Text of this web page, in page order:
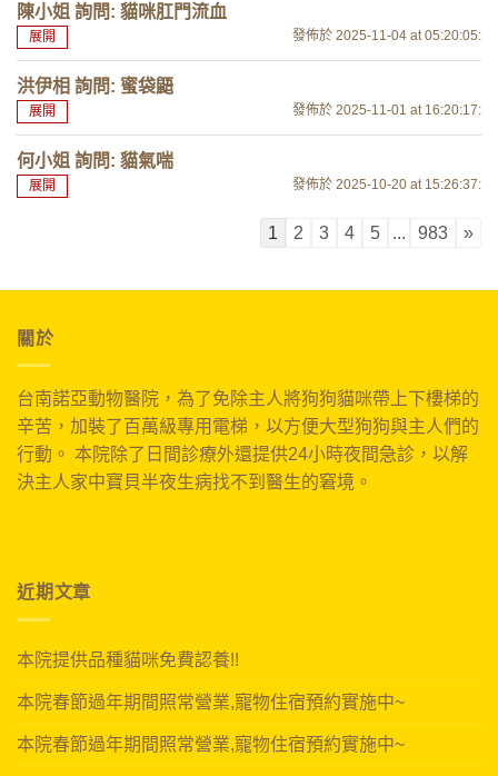
陳小姐 詢問: 貓咪肛門流血
發佈於 2025-11-04 at 05:20:05:
展開
洪伊相 詢問: 蜜袋鼯
發佈於 2025-11-01 at 16:20:17:
展開
何小姐 詢問: 貓氣喘
發佈於 2025-10-20 at 15:26:37:
展開
1 2 3 4 5 ... 983 »
關於
台南諾亞動物醫院，為了免除主人將狗狗貓咪帶上下樓梯的
辛苦，加裝了百萬級專用電梯，以方便大型狗狗與主人們的
行動。 本院除了日間診療外還提供24小時夜間急診，以解
決主人家中寶貝半夜生病找不到醫生的窘境。
近期文章
本院提供品種貓咪免費認養!!
本院春節過年期間照常營業,寵物住宿預約實施中~
本院春節過年期間照常營業,寵物住宿預約實施中~